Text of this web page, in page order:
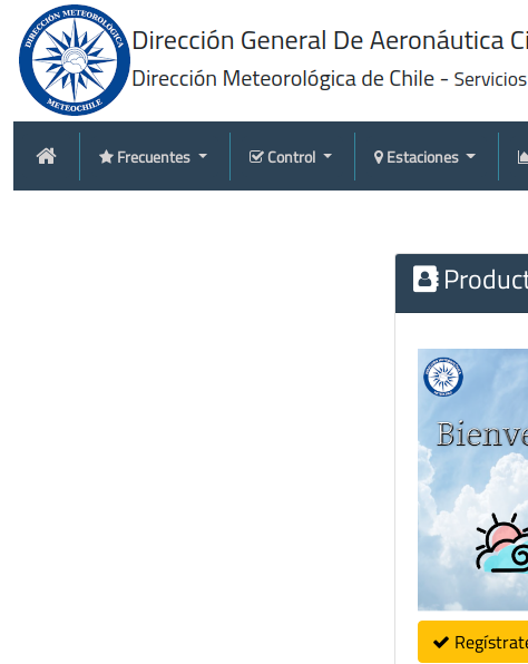
Frecuentes Control Estaciones